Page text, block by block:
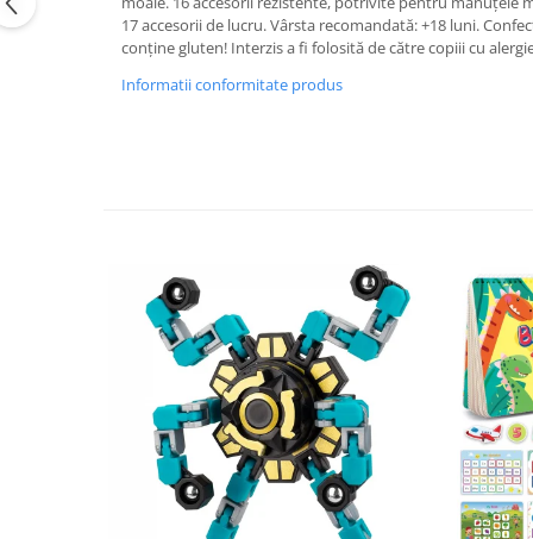
17 accesorii de lucru. Vârsta recomandată: +18 luni.
conține gluten! Interzis a fi folosită de către copiii cu
Informatii conformitate produs